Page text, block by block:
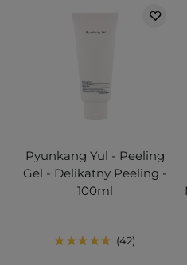
Pyunkang Yul - Peeling
Gel - Delikatny Peeling -
100ml
42